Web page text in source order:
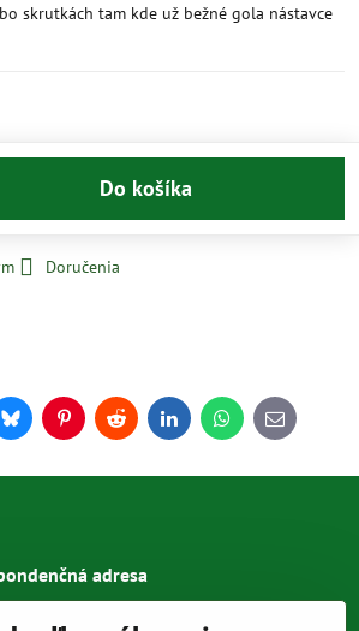
skrutkách tam kde už bežné gola nástavce
Do košíka
Doručenia
BlueskyPinterestReddit LinkedInWhatsApp
E-
mail
adresa